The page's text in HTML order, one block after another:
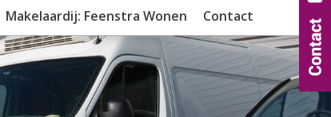
Makelaardij: Feenstra Wonen Contact